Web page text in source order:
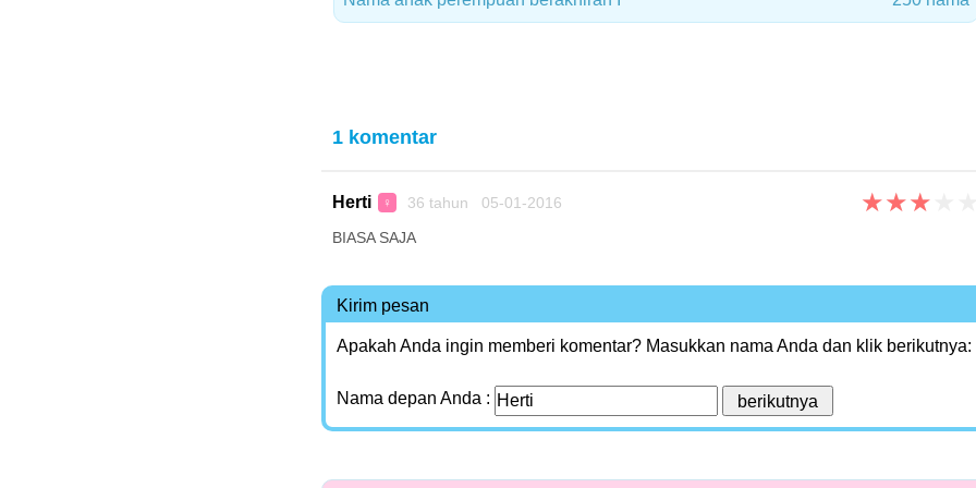
1 komentar
Herti ♀ 36 tahun 05-01-2016 ★★★
BIASA SAJA
Kirim pesan
Apakah Anda ingin memberi komentar? Masukkan nama Anda dan klik berikutnya:
Nama depan Anda :